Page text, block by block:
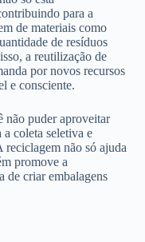
para a
de materiais como
de resíduos
a reutilização de
por novos recursos
e consciente.
não puder aproveitar
a coleta seletiva e
reciclagem não só ajuda
promove a
de criar embalagens